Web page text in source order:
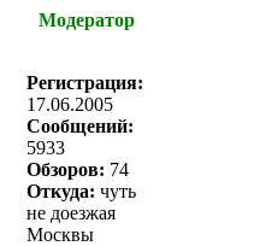
Модератор
Регистрация:
17.06.2005
Сообщений:
5933
Обзоров: 74
Откуда: чуть
не доезжая
Москвы